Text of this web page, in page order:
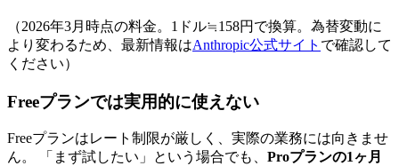
（2026年3月時点の料金。1ドル≒158円で換算。為替変動に
より変わるため、最新情報はAnthropic公式サイト で確認して
ください）
Freeプランでは実用的に使えない
Freeプランはレート制限が厳しく、実際の業務には向きませ
ん。 「まず試したい」という場合でも、 Proプランの1ヶ月